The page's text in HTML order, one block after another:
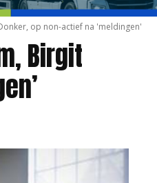
op non-actief na 'meldingen'
Birgit